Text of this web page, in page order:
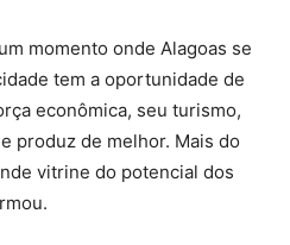
momento onde Alagoas se
tem a oportunidade de
econômica, seu turismo,
produz de melhor. Mais do
vitrine do potencial dos